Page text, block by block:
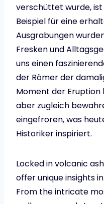
verschüttet wurde,
Beispiel für eine
Ausgrabungen
Fresken und
uns einen
der Römer der
Moment der Eruption
aber zugleich
eingefroren, was
Historiker inspiriert.
Locked in volcanic
offer unique insights
From the intricate